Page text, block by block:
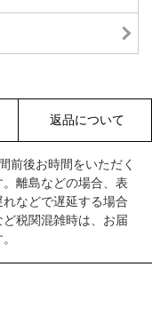
返品について
前後お時間をいただく
離島などの場合、表
などで遅延する場合
税関混雑時は、お届